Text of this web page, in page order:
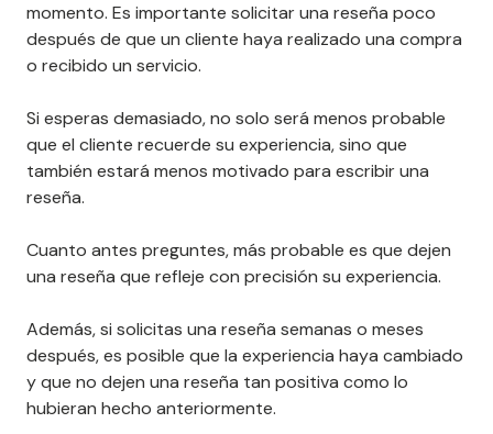
momento. Es importante solicitar una reseña poco
después de que un cliente haya realizado una compra
o recibido un servicio.
Si esperas demasiado, no solo será menos probable
que el cliente recuerde su experiencia, sino que
también estará menos motivado para escribir una
reseña.
Cuanto antes preguntes, más probable es que dejen
una reseña que refleje con precisión su experiencia.
Además, si solicitas una reseña semanas o meses
después, es posible que la experiencia haya cambiado
y que no dejen una reseña tan positiva como lo
hubieran hecho anteriormente.